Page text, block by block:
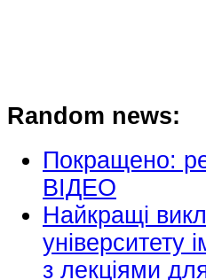
Random news:
Покращено:
ВІДЕО
Найкращі
університету
з лекціями